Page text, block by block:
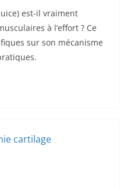
est-il vraiment
à l’effort ? Ce
sur son mécanisme